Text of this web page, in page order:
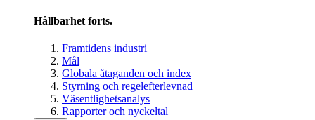
Hållbarhet forts.
Framtidens industri
Mål
Globala åtaganden och index
Styrning och regelefterlevnad
Väsentlighetsanalys
Rapporter och nyckeltal